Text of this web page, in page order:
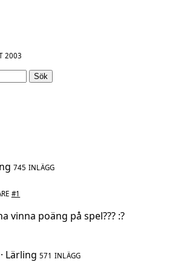
2003
Sök
745 INLÄGG
#1
vinna poäng på spel??? :?
Lärling 571 INLÄGG